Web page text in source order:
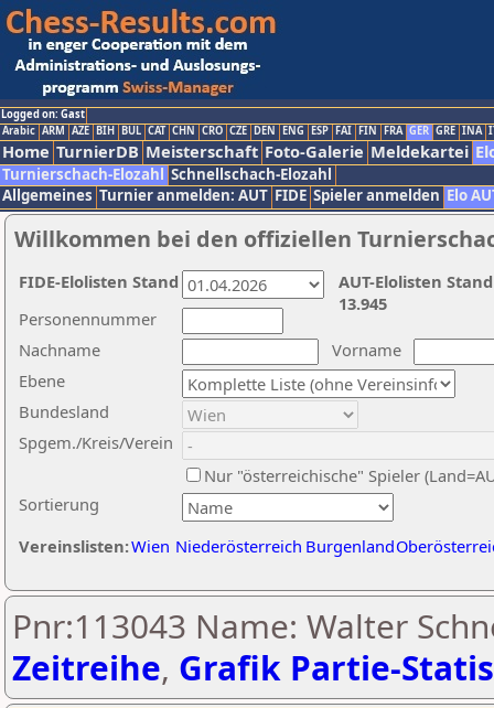
Logged on: Gast
Arabic ARM AZE BIH BUL CAT CHN CRO CZE DEN ENG ESP FAI FIN FRA GER GRE INA
Home TurnierDB Meisterschaft Foto-Galerie Meldekartei
Turnierschach-Elozahl Schnellschach-Elozahl
Allgemeines Turnier anmelden: AUT FIDE Spieler anmelden Elo
Willkommen bei den offiziellen
Nachname
Vorname
Ebene
Sortierung
Personennummer
Bundesland
Spgem./Kreis/Verein
Nur "österreichische" Spieler
Vereinslisten:Wien Niederösterreich Burgenland
AUT-Elolisten
13.945
FIDE-Elolisten Stand
Pnr:113043 Name: Walter
Zeitreihe, Grafik Partie-